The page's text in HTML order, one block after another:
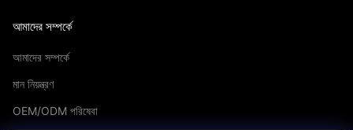
আমাদের সম্পর্কে
আমাদের সম্পর্কে
মান নিয়ন্ত্রণ
OEM/ODM পরিষেবা